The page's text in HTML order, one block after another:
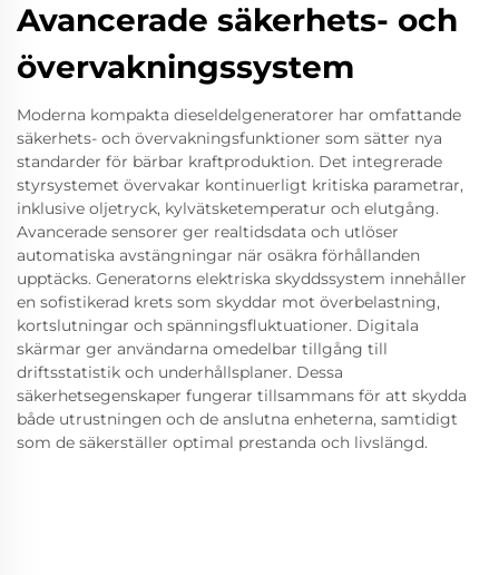
Avancerade säkerhets- och
övervakningssystem
Moderna kompakta dieseldelgeneratorer har omfattande
säkerhets- och övervakningsfunktioner som sätter nya
standarder för bärbar kraftproduktion. Det integrerade
styrsystemet övervakar kontinuerligt kritiska parametrar,
inklusive oljetryck, kylvätsketemperatur och elutgång.
Avancerade sensorer ger realtidsdata och utlöser
automatiska avstängningar när osäkra förhållanden
upptäcks. Generatorns elektriska skyddssystem innehåller
en sofistikerad krets som skyddar mot överbelastning,
kortslutningar och spänningsfluktuationer. Digitala
skärmar ger användarna omedelbar tillgång till
driftsstatistik och underhållsplaner. Dessa
säkerhetsegenskaper fungerar tillsammans för att skydda
både utrustningen och de anslutna enheterna, samtidigt
som de säkerställer optimal prestanda och livslängd.